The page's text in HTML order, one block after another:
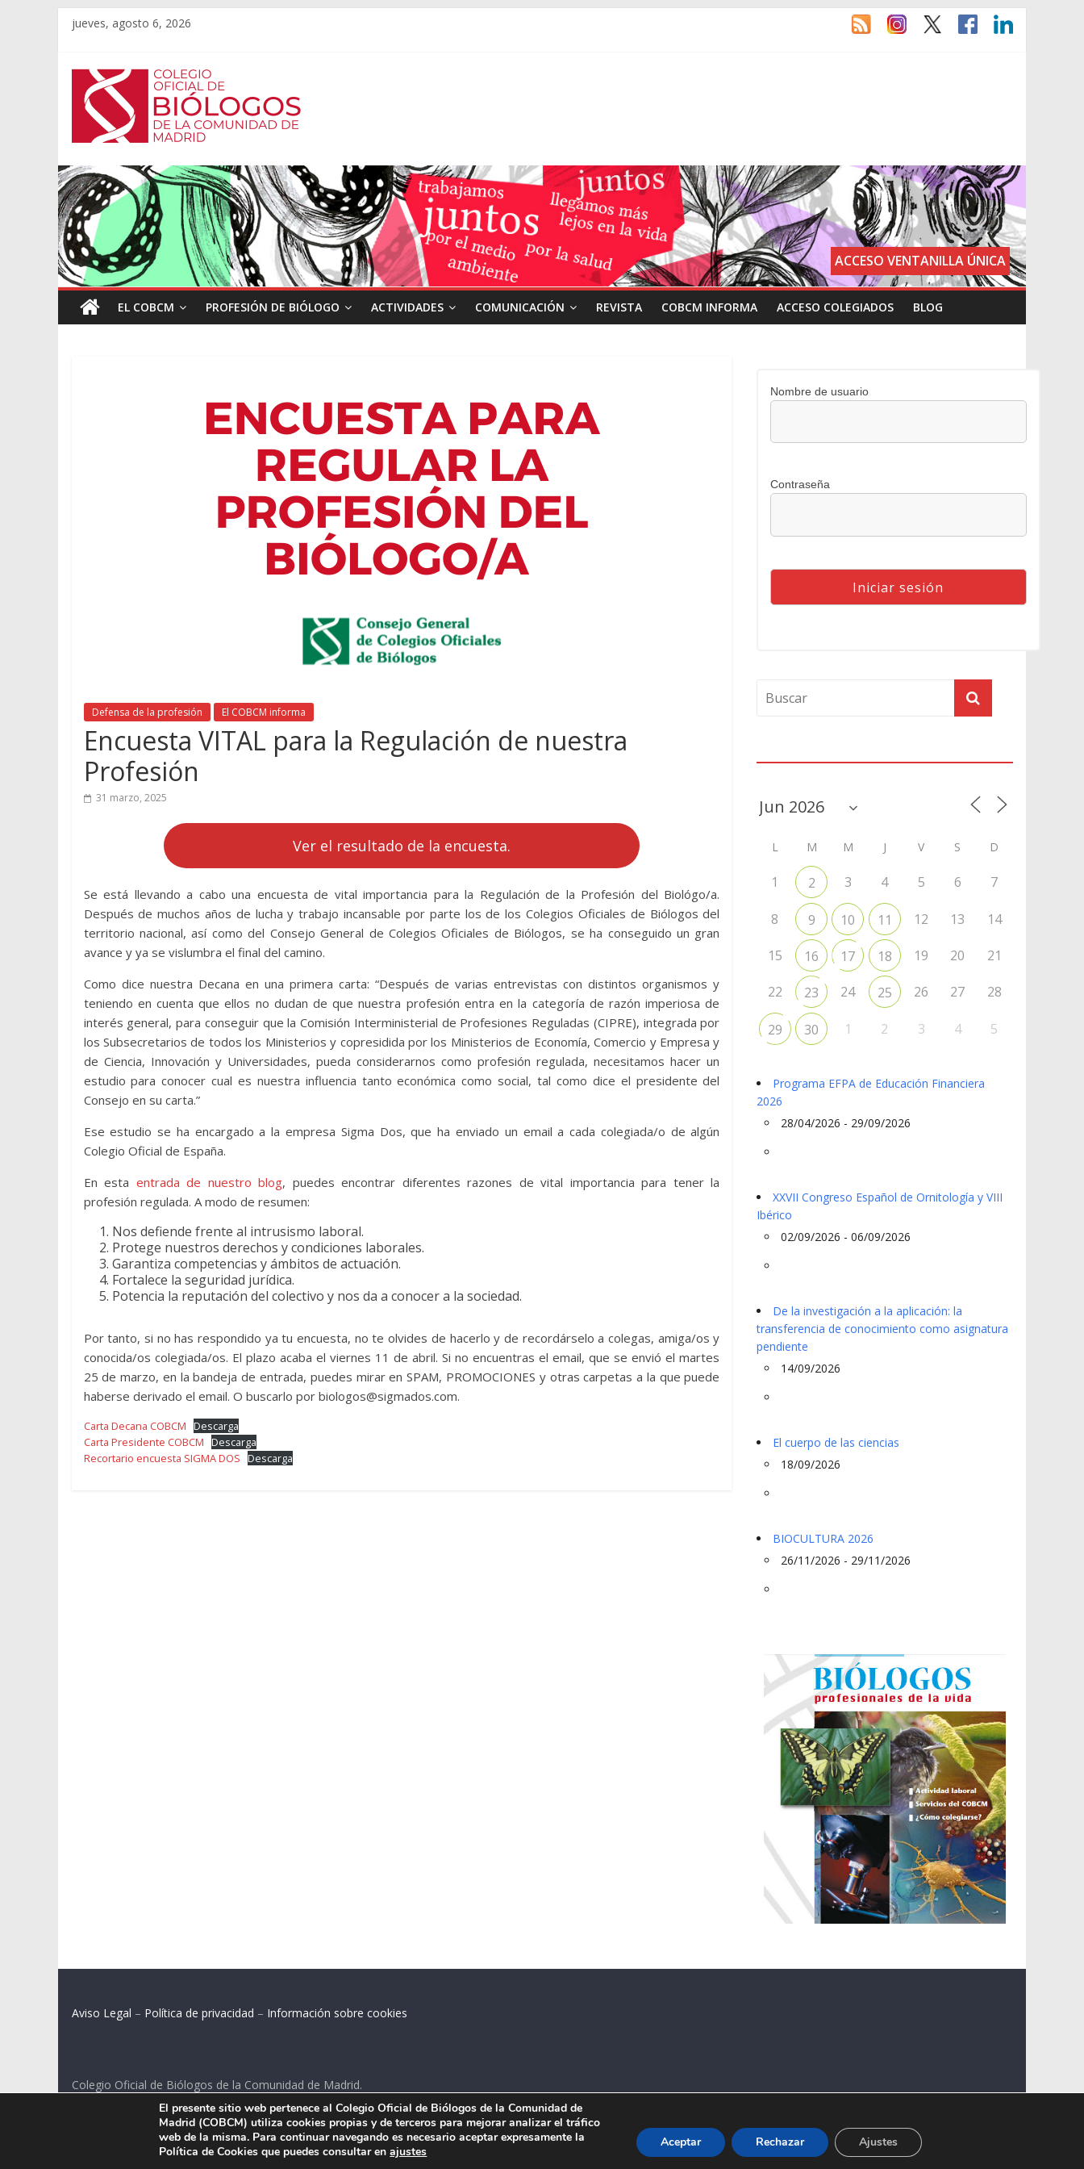
jueves, agosto 6, 2026
ACCESO VENTANILLA ÚNICA
EL COBCM PROFESIÓN DE BIÓLOGO ACTIVIDADES COMUNICACIÓN REVISTA COBCM INFORMA ACCESO COLEGIADOS BLOG
Defensa de la profesión El COBCM informa
Encuesta VITAL para la Regulación de nuestra
Profesión
31 marzo, 2025
Ver el resultado de la encuesta.
Se está llevando a cabo una encuesta de vital importancia para la Regulación de la Profesión del Biológo/a.
Después de muchos años de lucha y trabajo incansable por parte los de los Colegios Oficiales de Biólogos del
territorio nacional, así como del Consejo General de Colegios Oficiales de Biólogos, se ha conseguido un gran
avance y ya se vislumbra el final del camino.
Como dice nuestra Decana en una primera carta: “Después de varias entrevistas con distintos organismos y
teniendo en cuenta que ellos no dudan de que nuestra profesión entra en la categoría de razón imperiosa de
interés general, para conseguir que la Comisión Interministerial de Profesiones Reguladas (CIPRE), integrada por
los Subsecretarios de todos los Ministerios y copresidida por los Ministerios de Economía, Comercio y Empresa y
de Ciencia, Innovación y Universidades, pueda considerarnos como profesión regulada, necesitamos hacer un
estudio para conocer cual es nuestra influencia tanto económica como social, tal como dice el presidente del
Consejo en su carta.”
Ese estudio se ha encargado a la empresa Sigma Dos, que ha enviado un email a cada colegiada/o de algún
Colegio Oficial de España.
En esta entrada de nuestro blog, puedes encontrar diferentes razones de vital importancia para tener la
profesión regulada. A modo de resumen:
Nos defiende frente al intrusismo laboral.
Protege nuestros derechos y condiciones laborales.
Garantiza competencias y ámbitos de actuación.
Fortalece la seguridad jurídica.
Potencia la reputación del colectivo y nos da a conocer a la sociedad.
Por tanto, si no has respondido ya tu encuesta, no te olvides de hacerlo y de recordárselo a colegas, amiga/os y
conocida/os colegiada/os. El plazo acaba el viernes 11 de abril. Si no encuentras el email, que se envió el martes
25 de marzo, en la bandeja de entrada, puedes mirar en SPAM, PROMOCIONES y otras carpetas a la que puede
haberse derivado el email. O buscarlo por biologos@sigmados.com.
Carta Decana COBCM Descarga
Carta Presidente COBCM Descarga
Recortario encuesta SIGMA DOS Descarga
Nombre de usuario
Contraseña
L M M J V S D
1 2 3 4 5 6 7
8 9 10 11 12 13 14
15 16 17 18 19 20 21
22 23 24 25 26 27 28
29 30 1 2 3 4 5
Programa EFPA de Educación Financiera
2026
28/04/2026 - 29/09/2026
XXVII Congreso Español de Ornitología y VIII
Ibérico
02/09/2026 - 06/09/2026
De la investigación a la aplicación: la
transferencia de conocimiento como asignatura
pendiente
14/09/2026
El cuerpo de las ciencias
18/09/2026
BIOCULTURA 2026
26/11/2026 - 29/11/2026
Aviso Legal – Política de privacidad – Información sobre cookies
Colegio Oficial de Biólogos de la Comunidad de Madrid.
C/ Santa Engracia 108, 2º int.izq. 28003 Madrid.
El presente sitio web pertenece al Colegio Oficial de Biólogos de la Comunidad de
Madrid (COBCM) utiliza cookies propias y de terceros para mejorar analizar el tráfico
web de la misma. Para continuar navegando es necesario aceptar expresamente la
Política de Cookies que puedes consultar enajustes
Aceptar Rechazar Ajustes